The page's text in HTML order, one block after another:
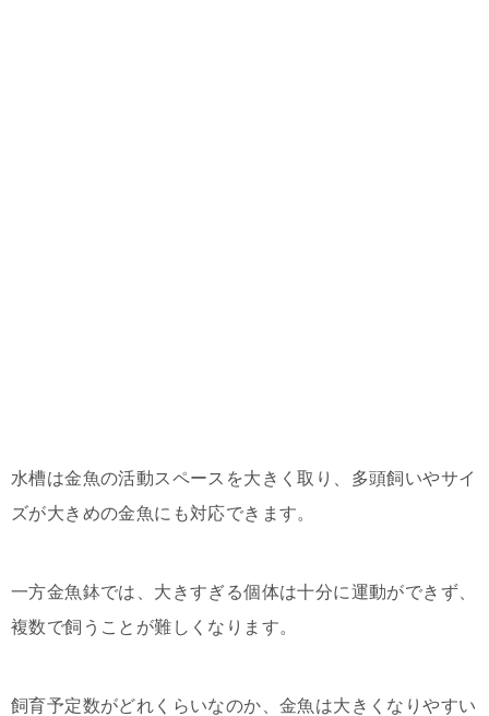
水槽は金魚の活動スペースを大きく取り、多頭飼いやサイ
ズが大きめの金魚にも対応できます。
一方金魚鉢では、大きすぎる個体は十分に運動ができず、
複数で飼うことが難しくなります。
飼育予定数がどれくらいなのか、金魚は大きくなりやすい